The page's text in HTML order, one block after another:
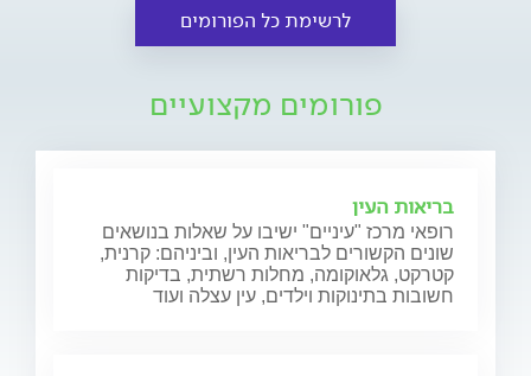
לרשימת כל הפורומים
פורומים מקצועיים
בריאות העין
רופאי מרכז "עיניים" ישיבו על שאלות בנושאים
שונים הקשורים לבריאות העין, וביניהם: קרנית,
קטרקט, גלאוקומה, מחלות רשתית, בדיקות
חשובות בתינוקות וילדים, עין עצלה ועוד